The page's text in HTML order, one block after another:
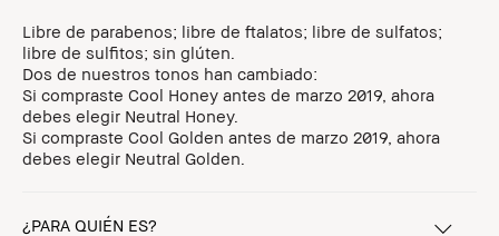
Libre de parabenos; libre de ftalatos; libre de sulfatos;
libre de sulfitos; sin glúten.
Dos de nuestros tonos han cambiado:
Si compraste Cool Honey antes de marzo 2019, ahora
debes elegir Neutral Honey.
Si compraste Cool Golden antes de marzo 2019, ahora
debes elegir Neutral Golden.
¿PARA QUIÉN ES?